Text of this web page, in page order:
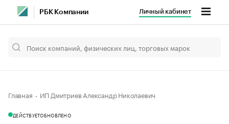
РБК Компании Личный кабинет
Главная ИП Дмитриев Александр Николаевич
ДЕЙСТВУЕТОБНОВЛЕНО